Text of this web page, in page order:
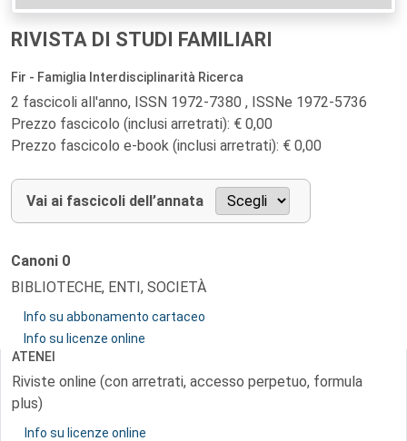
RIVISTA DI STUDI FAMILIARI
Fir - Famiglia Interdisciplinarità Ricerca
2 fascicoli all'anno, ISSN 1972-7380 , ISSNe 1972-5736
Prezzo fascicolo (inclusi arretrati): € 0,00
Prezzo fascicolo e-book (inclusi arretrati): € 0,00
Vai ai fascicoli dell’annata
Canoni 0
BIBLIOTECHE, ENTI, SOCIETÀ
Info su abbonamento cartaceo
Info su licenze online
ATENEI
Riviste online (con arretrati, accesso perpetuo, formula
plus)
Info su licenze online